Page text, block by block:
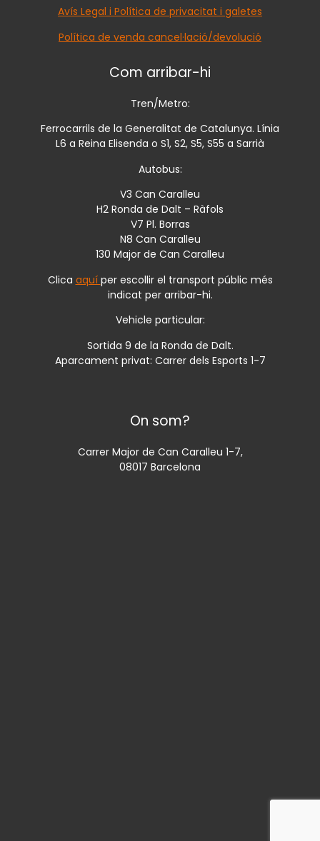
Avís Legal i Política de privacitat i galetes
Política de venda cancel·lació/devolució
Com arribar-hi
Tren/Metro:
Ferrocarrils de la Generalitat de Catalunya. Línia
L6 a Reina Elisenda o S1, S2, S5, S55 a Sarrià
Autobus:
V3 Can Caralleu
H2 Ronda de Dalt – Ràfols
V7 Pl. Borras
N8 Can Caralleu
130 Major de Can Caralleu
Clica aquí per escollir el transport públic més
indicat per arribar-hi.
Vehicle particular:
Sortida 9 de la Ronda de Dalt.
Aparcament privat: Carrer dels Esports 1-7
On som?
Carrer Major de Can Caralleu 1-7,
08017 Barcelona